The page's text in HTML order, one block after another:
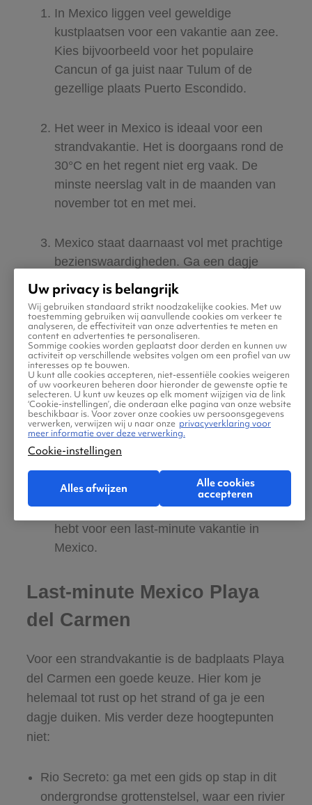
In Mexico liggen veel geweldige
kustplaatsen voor een vakantie aan zee.
Kies bijvoorbeeld voor het populaire
Cancun of ga juist naar Tulum of de
gezellige plaats Puerto Escondido.
Het weer in Mexico is ideaal voor een
strandvakantie. Het is doorgaans rond de
30°C en het regent niet erg vaak. De
minste neerslag valt in de maanden van
november tot en met mei.
Mexico staat daarnaast vol met prachtige
bezienswaardigheden. Ga een dagje
naar de enorme Mayastad Chichén Itzá
of verken de koloniale architectuur in
Mérida, waar je de Catedral de San
Ildefonso niet mag missen.
Tijdens je vakantie geniet je van heerlijk
eten. Bestel bijvoorbeeld van een lekkere
taco of proef het populaire gerecht
tamales en het stoofpotje pozole.
Je vliegt rechtstreeks of met een
overstap naar diverse bestemmingen in
het land, waardoor je een ruime keuze
hebt voor een last-minute vakantie in
Mexico.
Last-minute Mexico Playa
del Carmen
Voor een strandvakantie is de badplaats Playa
del Carmen een goede keuze. Hier kom je
helemaal tot rust op het strand of ga je een
dagje duiken. Mis verder deze hoogtepunten
niet:
Rio Secreto: ga met een gids op stap in dit
ondergrondse grottenstelsel, waar een rivier
Uw privacy is belangrijk
Wij gebruiken standaard strikt noodzakelijke cookies. Met uw
toestemming gebruiken wij aanvullende cookies om verkeer te
analyseren, de effectiviteit van onze advertenties te meten en
content en advertenties te personaliseren.
Sommige cookies worden geplaatst door derden en kunnen uw
activiteit op verschillende websites volgen om een profiel van uw
interesses op te bouwen.
U kunt alle cookies accepteren, niet-essentiële cookies weigeren
of uw voorkeuren beheren door hieronder de gewenste optie te
selecteren. U kunt uw keuzes op elk moment wijzigen via de link
‘Cookie-instellingen’, die onderaan elke pagina van onze website
beschikbaar is. Voor zover onze cookies uw persoonsgegevens
verwerken, verwijzen wij u naar onze privacyverklaring voor
meer informatie over deze verwerking.
Cookie-instellingen
Alles afwijzen
Alle cookies
accepteren